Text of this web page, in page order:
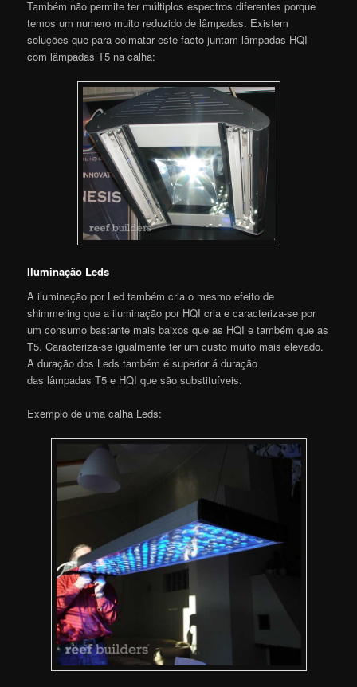
Também não permite ter múltiplos espectros diferentes porque
temos um numero muito reduzido de lâmpadas. Existem
soluções que para colmatar este facto juntam lâmpadas HQI
com lâmpadas T5 na calha:
Iluminação Leds
A iluminação por Led também cria o mesmo efeito de
shimmering que a iluminação por HQI cria e caracteriza-se por
um consumo bastante mais baixos que as HQI e também que as
T5. Caracteriza-se igualmente ter um custo muito mais elevado.
A duração dos Leds também é superior á duração
das lâmpadas T5 e HQI que são substituíveis.
Exemplo de uma calha Leds: